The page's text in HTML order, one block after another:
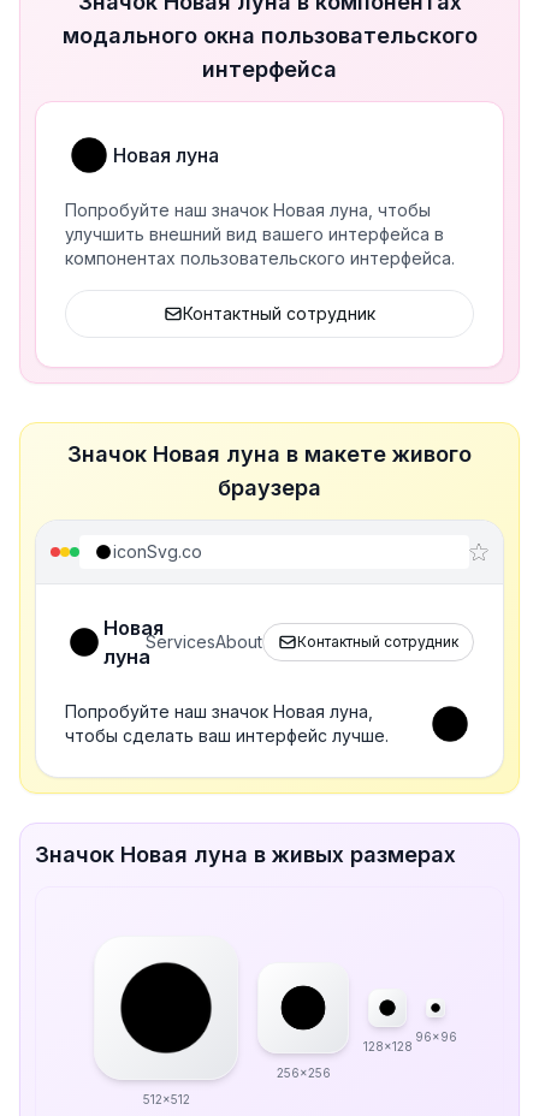
модального окна пользовательского
интерфейса
Новая луна
Попробуйте наш значок Новая луна, чтобы
улучшить внешний вид вашего интерфейса в
компонентах пользовательского интерфейса.
Контактный сотрудник
Значок Новая луна в макете живого
браузера
iconSvg.co
Новая
луна
ServicesAbout Контактный сотрудник
Попробуйте наш значок Новая луна,
чтобы сделать ваш интерфейс лучше.
Значок Новая луна в живых размерах
512x512
256x256
128x128
96x96